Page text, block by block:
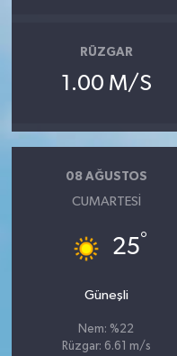
RÜZGAR
1.00 M/S
08 AĞUSTOS
CUMARTESI
25°
Güneşli
Nem: %22
Rüzgar: 6.61 m/s